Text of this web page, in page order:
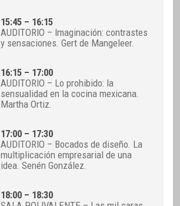
15:45 – 16:15
AUDITORIO – Imaginación: contrastes
y sensaciones. Gert de Mangeleer.
16:15 – 17:00
AUDITORIO – Lo prohibido: la
sensualidad en la cocina mexicana.
Martha Ortiz.
17:00 – 17:30
AUDITORIO – Bocados de diseño. La
multiplicación empresarial de una
idea. Senén González.
18:00 – 18:30